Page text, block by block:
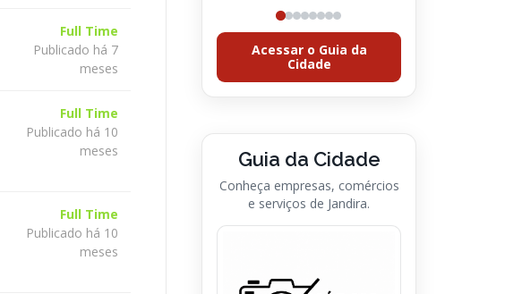
Full Time
Publicado há 7
meses
Full Time
Publicado há 10
meses
Full Time
Publicado há 10
meses
segurança e estabilidade.
Ver empresa→
BARUERI
Márcia.Photos
A Márcia Photos transforma
momentos especiais em
infantil, debutantes…
Ver empresa→